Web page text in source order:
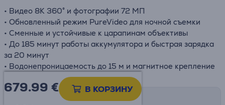
• Видео 8K 360° и фотографии 72 МП
• Обновленный режим PureVideo для ночной съемки
• Сменные и устойчивые к царапинам объективы
• До 185 минут работы аккумулятора и быстрая зарядка
за 20 минут
• Водонепроницаемость до 15 м и магнитное крепление
679.99 € В КОРЗИНУ
Возможности доставки